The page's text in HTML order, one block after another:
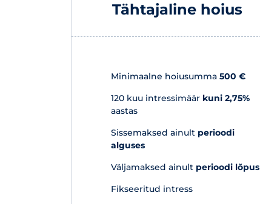
Tähtajaline hoius
Minimaalne hoiusumma 500 €
120 kuu intressimäär kuni 2,75%
aastas
Sissemaksed ainult perioodi
alguses
Väljamaksed ainult perioodi lõpus
Fikseeritud intress